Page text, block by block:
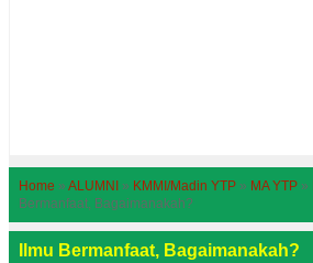
Home » ALUMNI » KMMI/Madin YTP » MA YTP »
Bermanfaat, Bagaimanakah?
Ilmu Bermanfaat, Bagaimanakah?